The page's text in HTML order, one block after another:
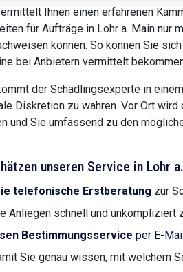
Ihnen einen erfahrenen
für Aufträge in Lohr a. Main nur
können. So können Sie
bei Anbietern vermittelt
der Schädlingsexperte in
Diskretion zu wahren. Vor Ort
und Sie umfassend zu den
unseren Service in Lohr
telefonische Erstberatung zur
Anliegen schnell und unkompliziert
Bestimmungsservice per E-
Sie genau wissen, mit welchem